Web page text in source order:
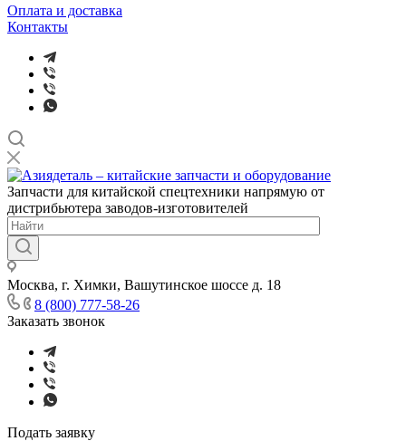
Оплата и доставка
Контакты
Запчасти для китайской спецтехники напрямую от
дистрибьютера заводов-изготовителей
Москва, г. Химки, Вашутинское шоссе д. 18
8 (800) 777-58-26
Заказать звонок
Подать заявку